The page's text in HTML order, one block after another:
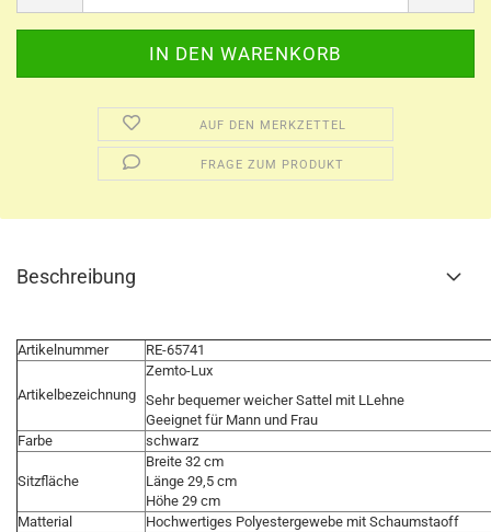
AUF DEN MERKZETTEL
FRAGE ZUM PRODUKT
Beschreibung
Artikelnummer RE-65741
Artikelbezeichnung
Zemto-Lux
Sehr bequemer weicher Sattel mit LLehne
Geeignet für Mann und Frau
Farbe
schwarz
Sitzfläche
Breite 32 cm
Länge 29,5 cm
Höhe 29 cm
Matterial
Hochwertiges Polyestergewebe mit Schaumstaoff